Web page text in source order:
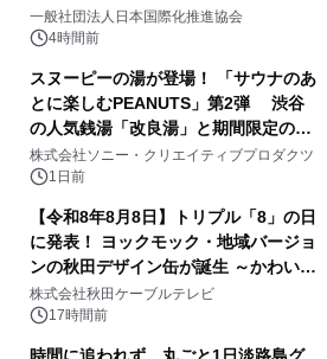
一般社団法人日本国際化推進協会
4時間前
スヌーピーの湯が登場！ 「サウナのあ
とに楽しむPEANUTS」第2弾 渋谷
の人気銭湯「改良湯」と期間限定のコ
ラボレーション サウナイキタイコラ
ボグッズも発売決定！
株式会社ソニー・クリエイティブプロダクツ
1日前
【令和8年8月8日】トリプル「8」の日
に発表！ ヨックモック・地域バージョ
ンの秋田デザイン缶が誕生 ～かわいい
秋田犬の子犬と秋田の四季と名所を巡
るパッケージ～ 9月1日(火)秋田県内で
株式会社秋田ケーブルテレビ
17時間前
時間に追われず、丸ごと1日淡路島グ